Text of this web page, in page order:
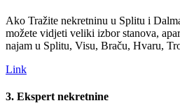
Ako Tražite nekretninu u Splitu i
možete vidjeti veliki izbor stanova,
najam u Splitu, Visu, Braču, Hvaru,
Link
3. Ekspert nekretnine